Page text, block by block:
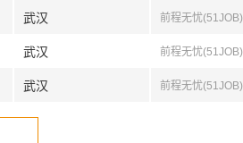
武汉 前程无忧(51JOB)
武汉 前程无忧(51JOB)
武汉 前程无忧(51JOB)